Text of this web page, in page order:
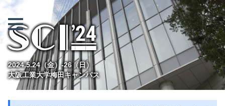
SCI '24
2024.5.24（金）-26（日）
大阪工業大学梅田キャンパス